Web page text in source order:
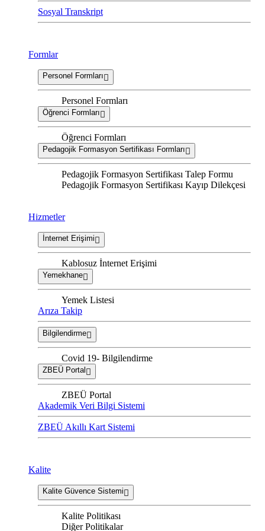
Sosyal Transkript
Formlar
Personel Formları
Personel Formları
Öğrenci Formları
Öğrenci Formları
Pedagojik Formasyon Sertifikası Formları
Pedagojik Formasyon Sertifikası Talep Formu
Pedagojik Formasyon Sertifikası Kayıp Dilekçesi
Hizmetler
İnternet Erişimi
Kablosuz İnternet Erişimi
Yemekhane
Yemek Listesi
Arıza Takip
Bilgilendirme
Covid 19- Bilgilendirme
ZBEÜ Portal
ZBEÜ Portal
Akademik Veri Bilgi Sistemi
ZBEÜ Akıllı Kart Sistemi
Kalite
Kalite Güvence Sistemi
Kalite Politikası
Diğer Politikalar